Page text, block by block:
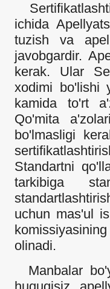
ichida
tuzish va
javobgardir.
kerak. Ular
xodimi bo'lishi
kamida to'rt
Qo'mita
bo'lmasligi
Standartni
tarkibiga
uchun mas'ul
olinadi.
Manbalar